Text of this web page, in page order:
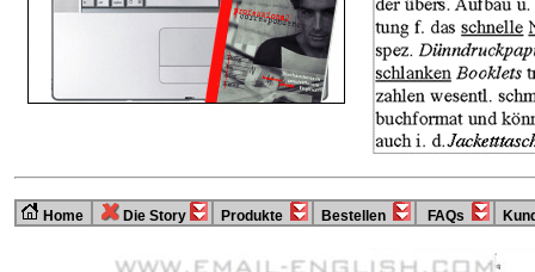
Home Die Story Produkte Bestellen FAQs